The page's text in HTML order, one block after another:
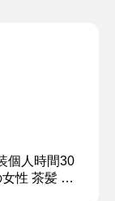
運営を学ぶ
を6つ履修
個人時間30
性 茶髪 オ